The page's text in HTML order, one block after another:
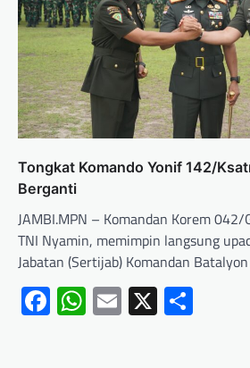
Tongkat Komando Yonif 142/
Berganti
JAMBI.MPN – Komandan Korem
TNI Nyamin, memimpin langsung
Jabatan (Sertijab) Komandan
Facebook
WhatsApp
Email
X